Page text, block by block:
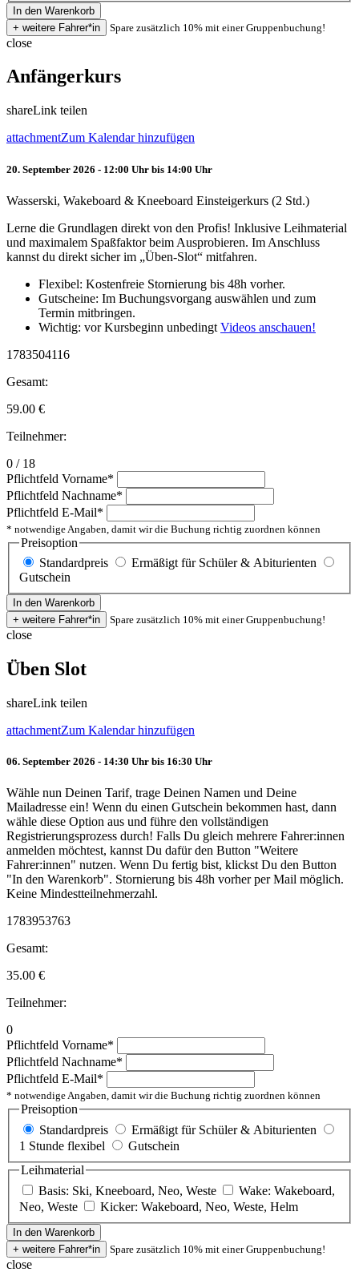
Spare zusätzlich 10% mit einer Gruppenbuchung!
close
Anfängerkurs
shareLink teilen
attachmentZum Kalendar hinzufügen
20. September 2026 - 12:00 Uhr bis 14:00 Uhr
Wasserski, Wakeboard & Kneeboard Einsteigerkurs (2 Std.)
Lerne die Grundlagen direkt von den Profis! Inklusive Leihmaterial
und maximalem Spaßfaktor beim Ausprobieren. Im Anschluss
kannst du direkt sicher im „Üben-Slot“ mitfahren.
Flexibel: Kostenfreie Stornierung bis 48h vorher.
Gutscheine: Im Buchungsvorgang auswählen und zum
Termin mitbringen.
Wichtig: vor Kursbeginn unbedingt Videos anschauen!
1783504116
Gesamt:
59.00 €
Teilnehmer:
0 / 18
Pflichtfeld Vorname*
Pflichtfeld Nachname*
Pflichtfeld E-Mail*
* notwendige Angaben, damit wir die Buchung richtig zuordnen können
Preisoption
Standardpreis
Ermäßigt für Schüler & Abiturienten
Gutschein
Spare zusätzlich 10% mit einer Gruppenbuchung!
close
Üben Slot
shareLink teilen
attachmentZum Kalendar hinzufügen
06. September 2026 - 14:30 Uhr bis 16:30 Uhr
Wähle nun Deinen Tarif, trage Deinen Namen und Deine
Mailadresse ein! Wenn du einen Gutschein bekommen hast, dann
wähle diese Option aus und führe den vollständigen
Registrierungsprozess durch! Falls Du gleich mehrere Fahrer:innen
anmelden möchtest, kannst Du dafür den Button "Weitere
Fahrer:innen" nutzen. Wenn Du fertig bist, klickst Du den Button
"In den Warenkorb". Stornierung bis 48h vorher per Mail möglich.
Keine Mindestteilnehmerzahl.
1783953763
Gesamt:
35.00 €
Teilnehmer:
0
Pflichtfeld Vorname*
Pflichtfeld Nachname*
Pflichtfeld E-Mail*
* notwendige Angaben, damit wir die Buchung richtig zuordnen können
Preisoption
Standardpreis
Ermäßigt für Schüler & Abiturienten
1 Stunde flexibel
Gutschein
Leihmaterial
Basis: Ski, Kneeboard, Neo, Weste
Wake: Wakeboard,
Neo, Weste
Kicker: Wakeboard, Neo, Weste, Helm
Spare zusätzlich 10% mit einer Gruppenbuchung!
close